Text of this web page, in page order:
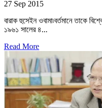
27 Sep 2015
বারাক হুসেইন ওবামা৷বর্তমানে তাকে
১৯৬১ সালের ৪...
Read More